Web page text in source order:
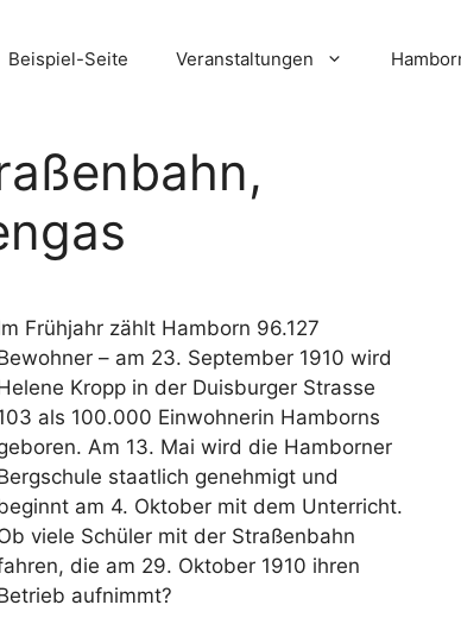
Beispiel-Seite Veranstaltungen
Frühjahr zählt Hamborn 96.127
– am 23. September 1910 wird
Kropp in der Duisburger Strasse
als 100.000 Einwohnerin Hamborns
Am 13. Mai wird die Hamborner
staatlich genehmigt und
am 4. Oktober mit dem Unterricht.
viele Schüler mit der Straßenbahn
die am 29. Oktober 1910 ihren
aufnimmt?